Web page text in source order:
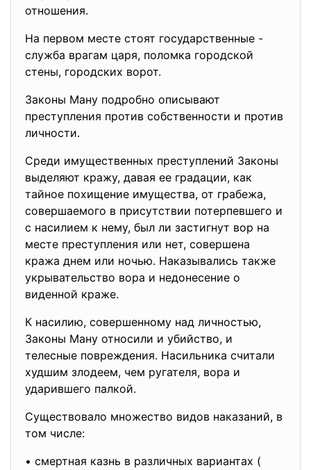
отношения.
На первом месте стоят государственные -
служба врагам царя, поломка городской
стены, городских ворот.
Законы Ману подробно описывают
преступления против собственности и против
личности.
Среди имущественных преступлений Законы
выделяют кражу, давая ее градации, как
тайное похищение имущества, от грабежа,
совершаемого в присутствии потерпевшего и
с насилием к нему, был ли застигнут вор на
месте преступления или нет, совершена
кража днем или ночью. Наказывались также
укрывательство вора и недонесение о
виденной краже.
К насилию, совершенному над личностью,
Законы Ману относили и убийство, и
телесные повреждения. Насильника считали
худшим злодеем, чем ругателя, вора и
ударившего палкой.
Существовало множество видов наказаний, в
том числе:
• смертная казнь в различных вариантах (